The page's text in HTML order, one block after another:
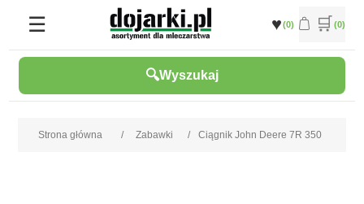
(0) (0)
Wyszukaj
Strona główna / Zabawki / Ciągnik John Deere 7R 350